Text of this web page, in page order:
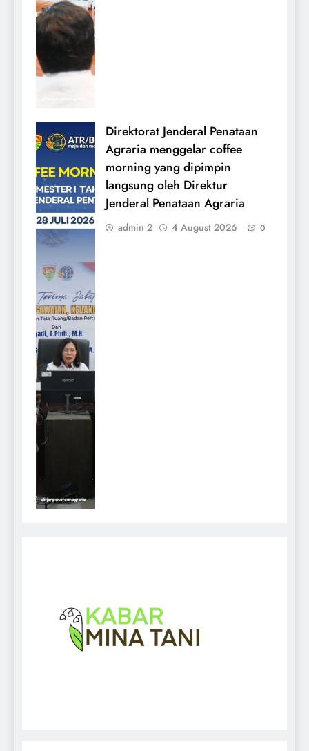
Direktorat Jenderal Penataan
Agraria menggelar coffee
morning yang dipimpin
langsung oleh Direktur
Jenderal Penataan Agraria
admin 2 4 August 2026 0